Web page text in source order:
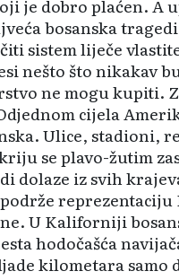
je dobro plaćen. A
bosanska
sistem liječe
nešto što nikakav
ne mogu kupiti.
cijela
Ulice, stadioni,
se plavo-žutim
dolaze iz svih
reprezentaciju
U Kaliforniji
hodočašća
kilometara samo